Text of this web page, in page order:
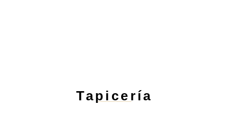
Tapicería